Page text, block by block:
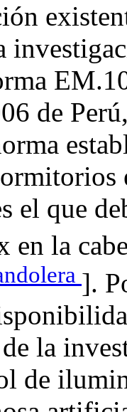
de
el que
en la
].
la
de